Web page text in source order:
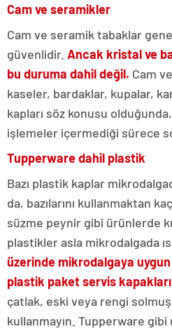
Cam ve seramikler
Cam ve seramik tabaklar
güvenlidir. Ancak kristal ve
bu duruma dahil değil. Cam
kaseler, bardaklar, kupalar,
kapları söz konusu
işlemeler içermediği sürece
Tupperware dahil plastik
Bazı plastik kaplar
da, bazılarını kullanmaktan
süzme peynir gibi ürünlerde
plastikler asla mikrodalgada
üzerinde mikrodalgaya
plastik paket servis
çatlak, eski veya rengi
kullanmayın. Tupperware